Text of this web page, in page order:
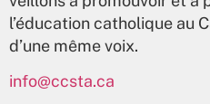
l’éducation catholique au
d’une même voix.
info@ccsta.ca